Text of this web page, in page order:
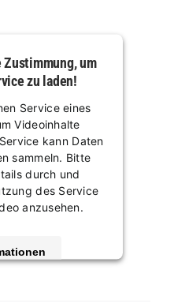
um
zu laden!
Service eines
Videoinhalte
kann Daten
sammeln. Bitte
durch und
des Service
anzusehen.